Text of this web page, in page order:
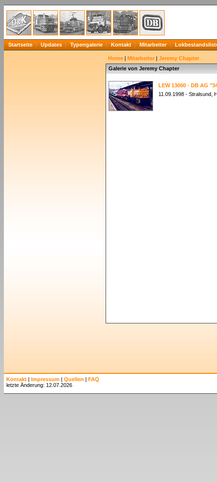
Startseite Updates Typengalerie Kontakt Mitarbeiter
Home | Mitarbeiter | Jeremy Chapter
Galerie von Jeremy Chapter
LEW 13000 - DB AG
11.09.1998 - Stralsund,
Kontakt | Impressum | Quellen | FAQ
letzte Änderung: 12.07.2026